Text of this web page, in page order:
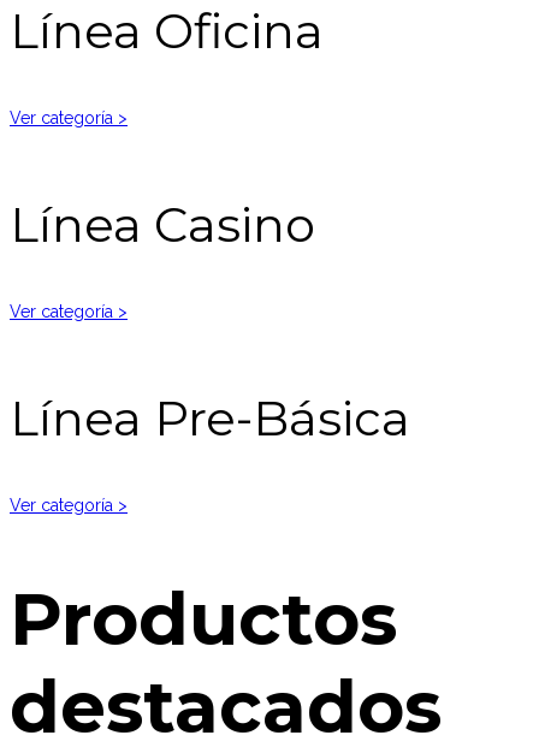
Línea Oficina
Ver categoría >
Línea Casino
Ver categoría >
Línea Pre-Básica
Ver categoría >
Productos
destacados